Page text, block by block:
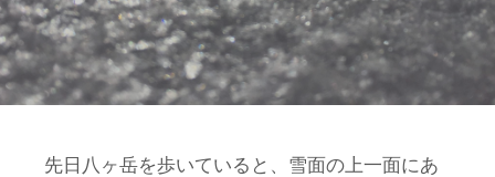
先日八ヶ岳を歩いていると、雪面の上一面にあ